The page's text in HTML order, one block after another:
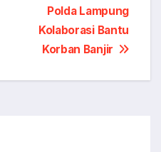
Polda Lampung
Kolaborasi Bantu
Korban Banjir